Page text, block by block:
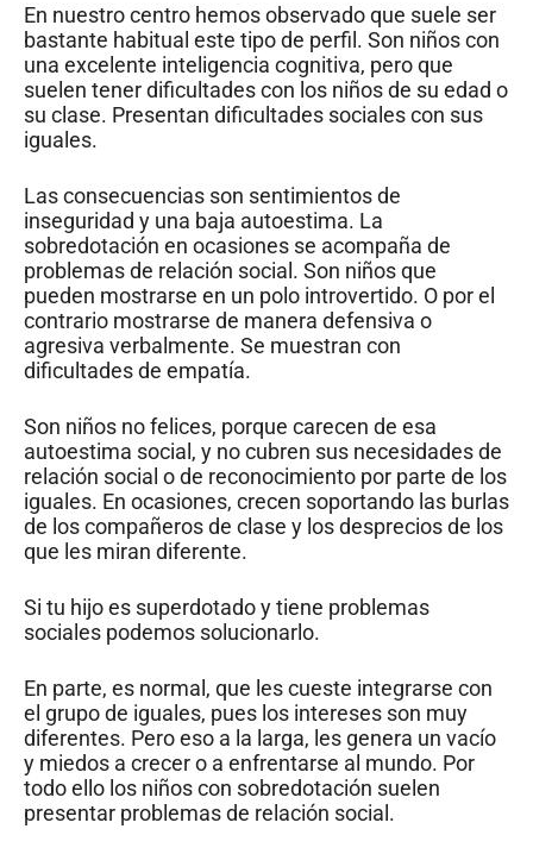
En nuestro centro hemos observado que suele ser
bastante habitual este tipo de perfil. Son niños con
una excelente inteligencia cognitiva, pero que
suelen tener dificultades con los niños de su edad o
su clase. Presentan dificultades sociales con sus
iguales.
Las consecuencias son sentimientos de
inseguridad y una baja autoestima. La
sobredotación en ocasiones se acompaña de
problemas de relación social. Son niños que
pueden mostrarse en un polo introvertido. O por el
contrario mostrarse de manera defensiva o
agresiva verbalmente. Se muestran con
dificultades de empatía.
Son niños no felices, porque carecen de esa
autoestima social, y no cubren sus necesidades de
relación social o de reconocimiento por parte de los
iguales. En ocasiones, crecen soportando las burlas
de los compañeros de clase y los desprecios de los
que les miran diferente.
Si tu hijo es superdotado y tiene problemas
sociales podemos solucionarlo.
En parte, es normal, que les cueste integrarse con
el grupo de iguales, pues los intereses son muy
diferentes. Pero eso a la larga, les genera un vacío
y miedos a crecer o a enfrentarse al mundo. Por
todo ello los niños con sobredotación suelen
presentar problemas de relación social.